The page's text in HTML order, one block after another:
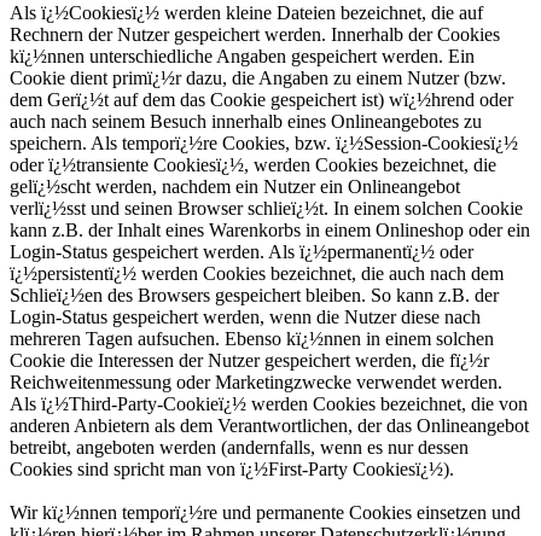
Als ï¿½Cookiesï¿½ werden kleine Dateien bezeichnet, die auf
Rechnern der Nutzer gespeichert werden. Innerhalb der Cookies
kï¿½nnen unterschiedliche Angaben gespeichert werden. Ein
Cookie dient primï¿½r dazu, die Angaben zu einem Nutzer (bzw.
dem Gerï¿½t auf dem das Cookie gespeichert ist) wï¿½hrend oder
auch nach seinem Besuch innerhalb eines Onlineangebotes zu
speichern. Als temporï¿½re Cookies, bzw. ï¿½Session-Cookiesï¿½
oder ï¿½transiente Cookiesï¿½, werden Cookies bezeichnet, die
gelï¿½scht werden, nachdem ein Nutzer ein Onlineangebot
verlï¿½sst und seinen Browser schlieï¿½t. In einem solchen Cookie
kann z.B. der Inhalt eines Warenkorbs in einem Onlineshop oder ein
Login-Status gespeichert werden. Als ï¿½permanentï¿½ oder
ï¿½persistentï¿½ werden Cookies bezeichnet, die auch nach dem
Schlieï¿½en des Browsers gespeichert bleiben. So kann z.B. der
Login-Status gespeichert werden, wenn die Nutzer diese nach
mehreren Tagen aufsuchen. Ebenso kï¿½nnen in einem solchen
Cookie die Interessen der Nutzer gespeichert werden, die fï¿½r
Reichweitenmessung oder Marketingzwecke verwendet werden.
Als ï¿½Third-Party-Cookieï¿½ werden Cookies bezeichnet, die von
anderen Anbietern als dem Verantwortlichen, der das Onlineangebot
betreibt, angeboten werden (andernfalls, wenn es nur dessen
Cookies sind spricht man von ï¿½First-Party Cookiesï¿½).
Wir kï¿½nnen temporï¿½re und permanente Cookies einsetzen und